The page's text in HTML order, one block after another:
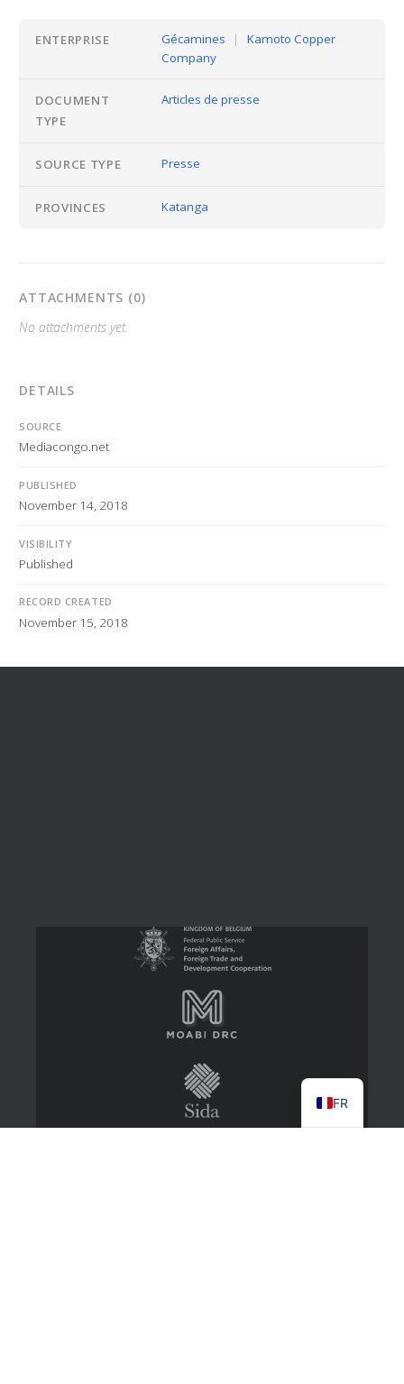
ENTERPRISE Gécamines |
Kamoto Copper
Company
DOCUMENT
TYPE
Articles de presse
SOURCE TYPE Presse
PROVINCES Katanga
ATTACHMENTS (0)
No attachments yet.
DETAILS
SOURCE
Mediacongo.net
PUBLISHED
November 14, 2018
VISIBILITY
Published
RECORD CREATED
November 15, 2018
FR